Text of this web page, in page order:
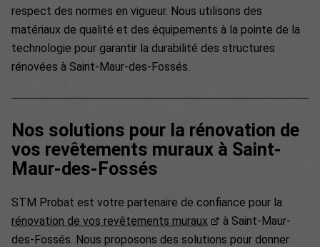
respect des normes en vigueur. Nous utilisons des
matériaux de qualité et des équipements à la pointe de la
technologie pour garantir la durabilité des structures
rénovées à Saint-Maur-des-Fossés.
Nos solutions pour la rénovation de
vos revêtements muraux à Saint-
Maur-des-Fossés
STM Probat est votre partenaire de confiance pour la
rénovation de vos revêtements muraux
à Saint-Maur-
des-Fossés. Nous proposons des solutions pour donner